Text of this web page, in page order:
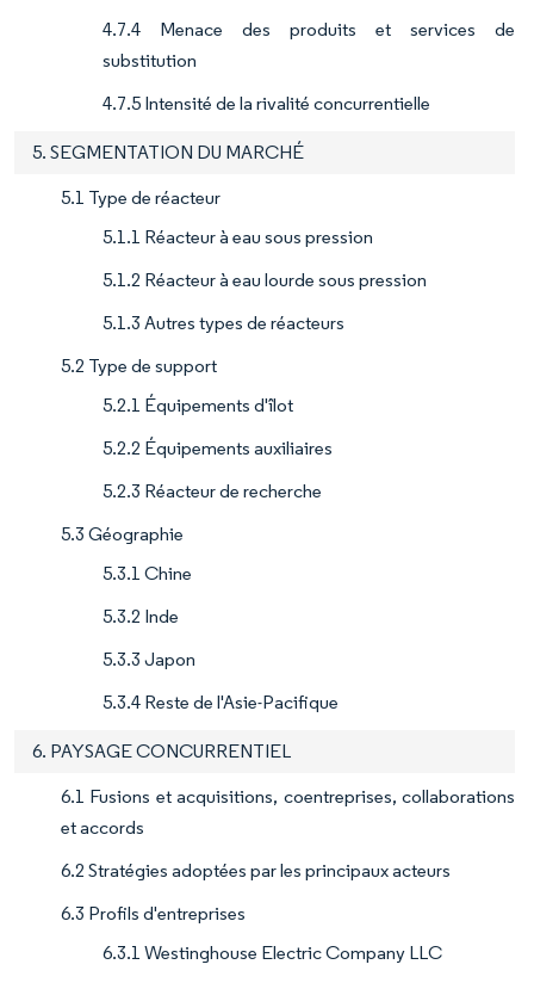
4.7.4 Menace des produits et services de
substitution
4.7.5 Intensité de la rivalité concurrentielle
5. SEGMENTATION DU MARCHÉ
5.1 Type de réacteur
5.1.1 Réacteur à eau sous pression
5.1.2 Réacteur à eau lourde sous pression
5.1.3 Autres types de réacteurs
5.2 Type de support
5.2.1 Équipements d'îlot
5.2.2 Équipements auxiliaires
5.2.3 Réacteur de recherche
5.3 Géographie
5.3.1 Chine
5.3.2 Inde
5.3.3 Japon
5.3.4 Reste de l'Asie-Pacifique
6. PAYSAGE CONCURRENTIEL
6.1 Fusions et acquisitions, coentreprises, collaborations
et accords
6.2 Stratégies adoptées par les principaux acteurs
6.3 Profils d'entreprises
6.3.1 Westinghouse Electric Company LLC